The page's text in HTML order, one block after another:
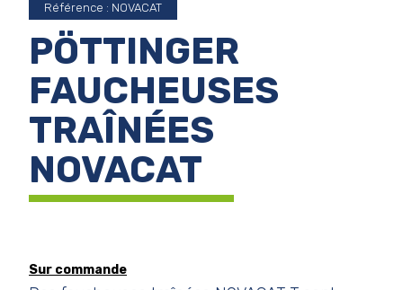
Référence : NOVACAT
PÖTTINGER
FAUCHEUSES
TRAÎNÉES
NOVACAT
Sur commande